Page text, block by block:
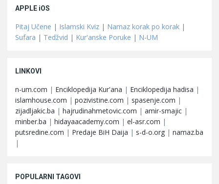
APPLE iOS
Pitaj Učene | Islamski Kviz | Namaz korak po korak |
Sufara | Tedžvid | Kur'anske Poruke | N-UM
LINKOVI
n-um.com | Enciklopedija Kur'ana | Enciklopedija hadisa |
islamhouse.com | pozivistine.com | spasenje.com |
zijadljakic.ba | hajrudinahmetovic.com | amir-smajic |
minber.ba | hidayaacademy.com | el-asr.com |
putsredine.com | Predaje BiH Daija | s-d-o.org | namaz.ba
|
POPULARNI TAGOVI